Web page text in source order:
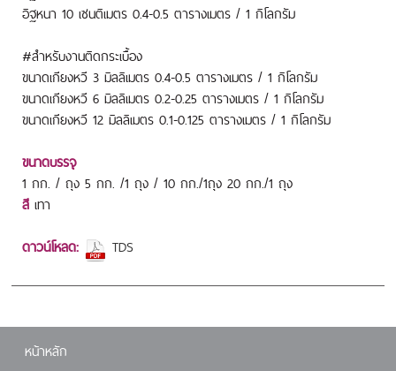
อิฐหนา 10 เซนติเมตร 0.4-0.5 ตารางเมตร / 1 กิโลกรัม
#สำหรับงานติดกระเบื้อง
ขนาดเกียงหวี 3 มิลลิเมตร 0.4-0.5 ตารางเมตร / 1 กิโลกรัม
ขนาดเกียงหวี 6 มิลลิเมตร 0.2-0.25 ตารางเมตร / 1 กิโลกรัม
ขนาดเกียงหวี 12 มิลลิเมตร 0.1-0.125 ตารางเมตร / 1 กิโลกรัม
ขนาดบรรจุ
1 กก. / ถุง 5 กก. /1 ถุง / 10 กก./1ถุง 20 กก./1 ถุง
สี เทา
ดาวน์โหลด:
TDS
หน้าหลัก